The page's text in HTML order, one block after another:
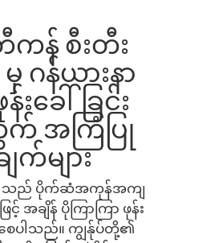
ကန် စီးတီး
ဂန်ယားနာ
းခေါ်ခြင်း
အကြံပြု
ျက်များ
သည် ပိုက်ဆံအကုန်အကျ
င့် အချိန် ပိုကြာကြာ ဖုန်း
စေပါသည်။ ကျွန်ုပ်တို့၏